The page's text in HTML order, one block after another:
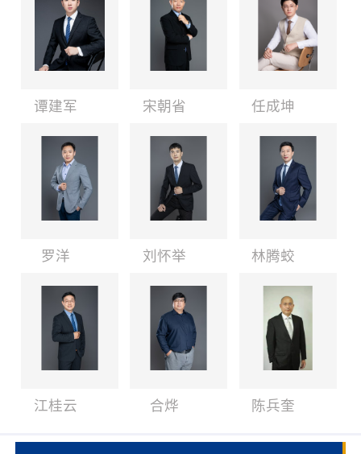
谭建军 宋朝省 任成坤
罗洋 刘怀举 林腾蛟
江桂云 合烨 陈兵奎